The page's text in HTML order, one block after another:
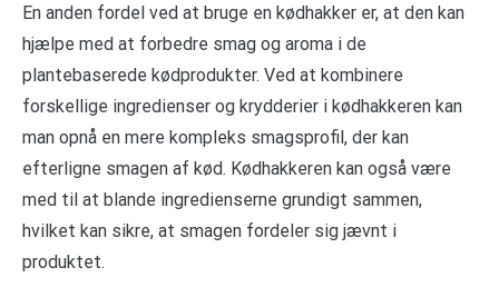
En anden fordel ved at bruge en kødhakker er, at den kan
hjælpe med at forbedre smag og aroma i de
plantebaserede kødprodukter. Ved at kombinere
forskellige ingredienser og krydderier i kødhakkeren kan
man opnå en mere kompleks smagsprofil, der kan
efterligne smagen af kød. Kødhakkeren kan også være
med til at blande ingredienserne grundigt sammen,
hvilket kan sikre, at smagen fordeler sig jævnt i
produktet.